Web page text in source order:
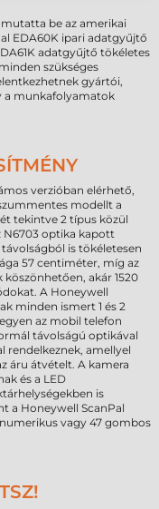
be az amerikai
EDA60K ipari adatgyűjtő
adatgyűjtő tökéletes
szükséges
gyártói,
a munkafolyamatok
verzióban elérhető,
modellt a
tekintve 2 típus közül
N6703 optika kapott
is tökéletesen
57 centiméter, míg az
akár 1520
A Honeywell
minden ismert 1 és 2
az mobil telefon
távolságú optikával
rendelkeznek, amellyel
áru átvételt. A kamera
és a LED
is
a Honeywell ScanPal
vagy 47 gombos